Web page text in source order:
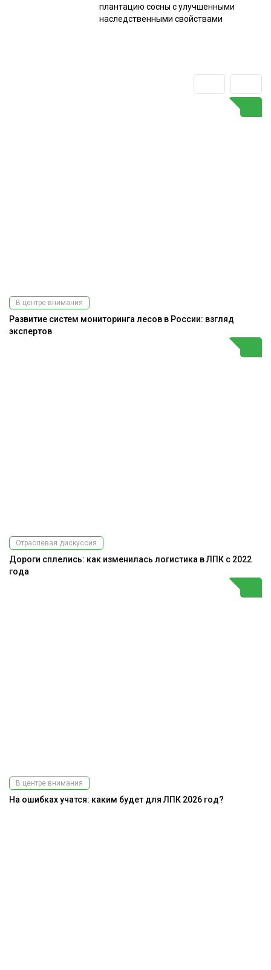
плантацию сосны с улучшенными
наследственными свойствами
В центре внимания
Развитие систем мониторинга лесов в России: взгляд
экспертов
Отраслевая дискуссия
Дороги сплелись: как изменилась логистика в ЛПК с 2022
года
В центре внимания
На ошибках учатся: каким будет для ЛПК 2026 год?